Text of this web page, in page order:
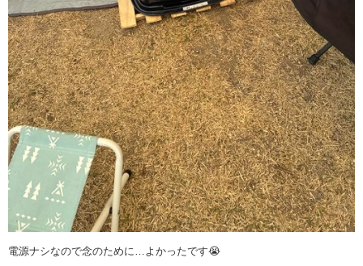
電源ナシなので念のために…よかったです😭